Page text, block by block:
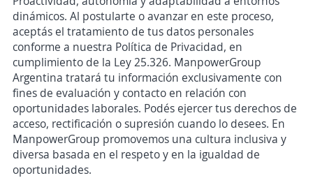
dinámicos. Al postularte o avanzar en este proceso,
aceptás el tratamiento de tus datos personales
conforme a nuestra Política de Privacidad, en
cumplimiento de la Ley 25.326. ManpowerGroup
Argentina tratará tu información exclusivamente con
fines de evaluación y contacto en relación con
oportunidades laborales. Podés ejercer tus derechos de
acceso, rectificación o supresión cuando lo desees. En
ManpowerGroup promovemos una cultura inclusiva y
diversa basada en el respeto y en la igualdad de
oportunidades.